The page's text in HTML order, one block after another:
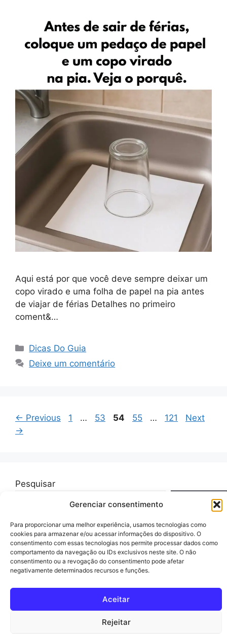
Gerenciar consentimento
Para proporcionar uma melhor experiência, usamos tecnologias como
cookies para armazenar e/ou acessar informações do dispositivo. O
consentimento com essas tecnologias nos permite processar dados como
comportamento da navegação ou IDs exclusivos neste site. O não
consentimento ou a revogação do consentimento pode afetar
negativamente determinados recursos e funções.
Aceitar
Rejeitar
Aqui está por que você deve sempre deixar um
copo virado e uma folha de papel na pia antes
de viajar de férias Detalhes no primeiro
coment&…
Categorias
Dicas Do Guia
Deixe um comentário
← Previous Page
1 … Page
53 Page
54 Page
55 … Page
121
Next
→
Pesquisar
Pesquisar
© 2026 guiareceita.com.br• Built withGeneratePress